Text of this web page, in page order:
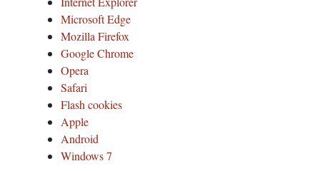
Microsoft Edge
Mozilla Firefox
Google Chrome
Opera
Safari
Flash cookies
Apple
Android
Windows 7